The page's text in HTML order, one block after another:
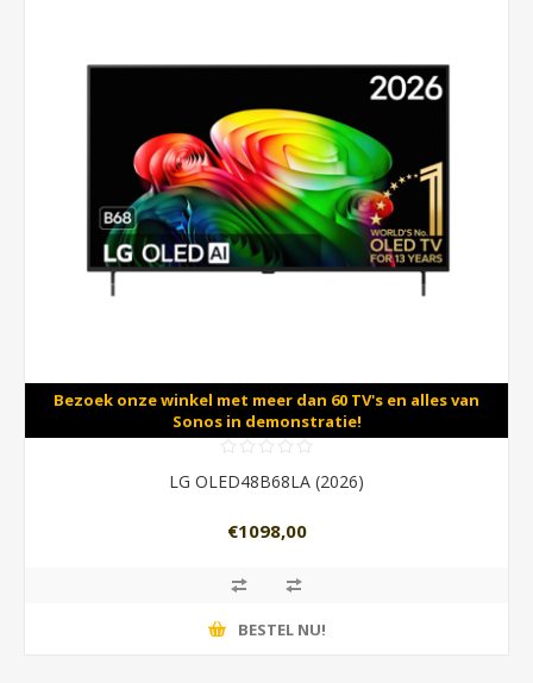
Bezoek onze winkel met meer dan 60 TV's en alles van
Sonos in demonstratie!
LG OLED48B68LA (2026)
€1098,00
BESTEL NU!